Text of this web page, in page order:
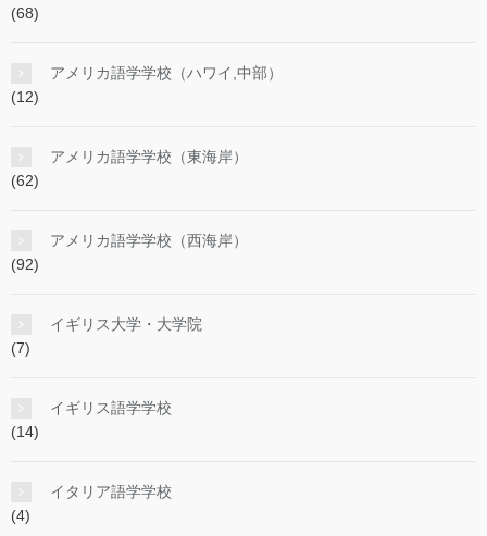
(68)
アメリカ語学学校（ハワイ,中部）
(12)
アメリカ語学学校（東海岸）
(62)
アメリカ語学学校（西海岸）
(92)
イギリス大学・大学院
(7)
イギリス語学学校
(14)
イタリア語学学校
(4)